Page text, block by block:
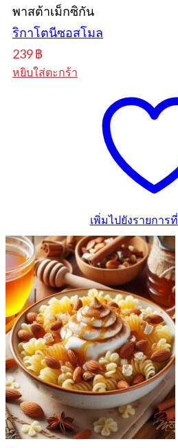
พาสต้าเม็กซิกัน
ริกาโตนีซอสโมล
239฿
หยิบใส่ตะกร้า
เพิ่มไปยังรายการ